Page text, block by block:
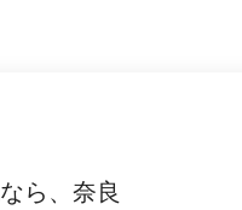
ら、奈良